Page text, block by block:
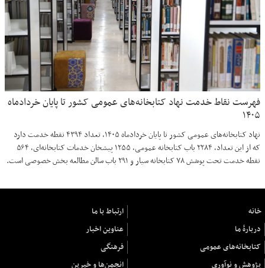
فهرست نقاط خدمت نهاد کتابخانه‌های عمومی کشور تا پایان خردادماه
۱۴۰۵
نهاد کتابخانه‌های عمومی کشور تا پایان خردادماه ۱۴۰۵، تعداد ۴۳۹۴ نقطه خدمت دارد
که از این تعداد، ۲۲۸۴ باب کتابخانه عمومی، ۱۲۵۵ پیشخان خدمات کتابخانه‌ای، ۵۶۴
نقطه خدمت تحت پوشش ۷۸ کتابخانه سیار و ۲۹۱ باب سالن مطالعه بخش خصوصی است.
خانه
ارتباط با ما
دربارهٔ ما
عناوین اخبار
کتابخانه‌های عمومی
فرهنگی
پژوهش و نوآوری
انجمن‌ها و خیرین